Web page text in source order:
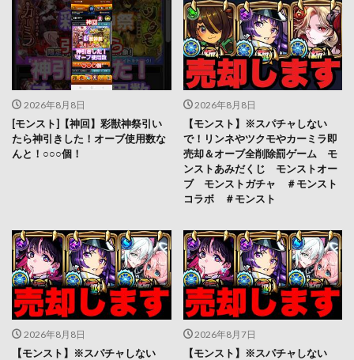
2026年8月8日
[モンスト]【神回】彩獣神祭引い
たら神引きした！オーブ使用数な
んと！○○○個！
2026年8月8日
【モンスト】※スパチャしない
で！リンネやツクモやカーミラ即
売却＆オーブ全削除罰ゲーム モ
ンストあみだくじ モンストオー
ブ モンストガチャ ＃モンスト
コラボ ＃モンスト
2026年8月8日
【モンスト】※スパチャしない
2026年8月7日
【モンスト】※スパチャしない